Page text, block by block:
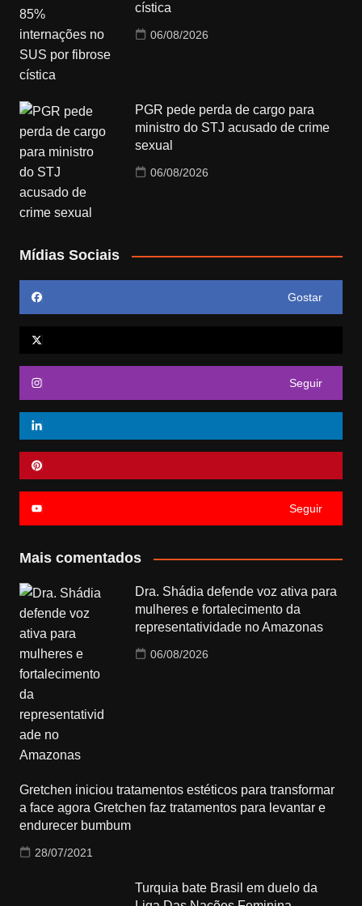
cística
06/08/2026
PGR pede perda de cargo para
ministro do STJ acusado de crime
sexual
06/08/2026
Mídias Sociais
Gostar
Seguir
Seguir
Mais comentados
Dra. Shádia defende voz ativa para
mulheres e fortalecimento da
representatividade no Amazonas
06/08/2026
Gretchen iniciou tratamentos estéticos para transformar
a face agora Gretchen faz tratamentos para levantar e
endurecer bumbum
28/07/2021
Turquia bate Brasil em duelo da